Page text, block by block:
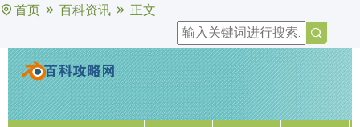
首页 百科资讯 正文